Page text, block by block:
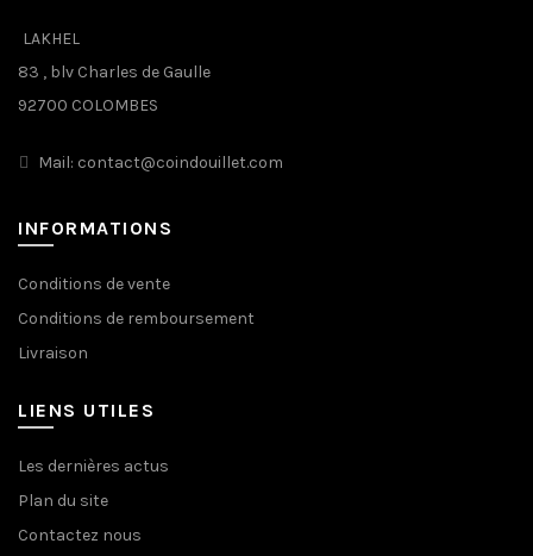
LAKHEL
83 , blv Charles de Gaulle
92700 COLOMBES
Mail: contact@coindouillet.com
INFORMATIONS
Conditions de vente
Conditions de remboursement
Livraison
LIENS UTILES
Les dernières actus
Plan du site
Contactez nous